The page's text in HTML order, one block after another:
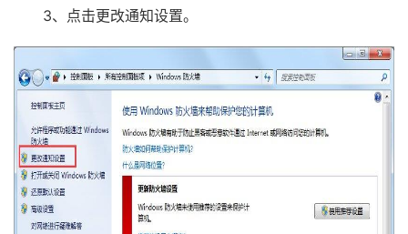
3、点击更改通知设置。